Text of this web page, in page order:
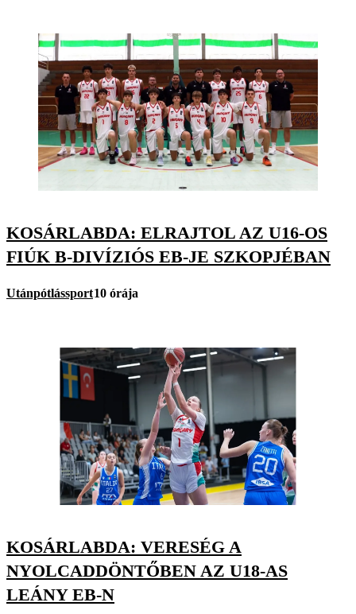
KOSÁRLABDA: ELRAJTOL AZ U16-OS
FIÚK B-DIVÍZIÓS EB-JE SZKOPJÉBAN
Utánpótlássport10 órája
KOSÁRLABDA: VERESÉG A
NYOLCADDÖNTŐBEN AZ U18-AS
LEÁNY EB-N